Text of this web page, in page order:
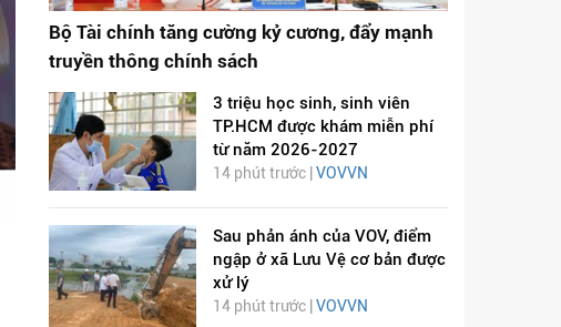
Bộ Tài chính tăng cường kỷ cương, đẩy mạnh
truyền thông chính sách
3 triệu học sinh, sinh viên
TP.HCM được khám miễn phí
từ năm 2026-2027
14 phút trước | VOVVN
Sau phản ánh của VOV, điểm
ngập ở xã Lưu Vệ cơ bản được
xử lý
14 phút trước |VOVVN